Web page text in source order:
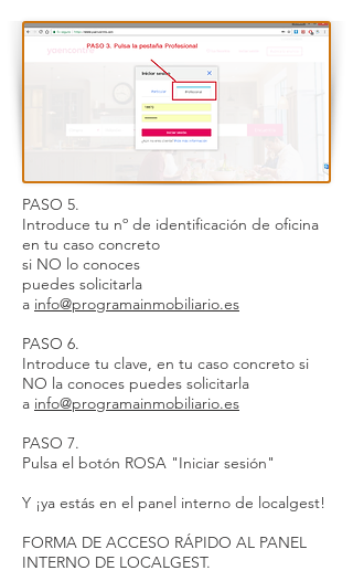
PASO 5.
Introduce tu nº de identificación de oficina
en tu caso concreto
si NO lo conoces
puedes solicitarla
a info@programainmobiliario.es
PASO 6.
Introduce tu clave, en tu caso concreto si
NO la conoces puedes solicitarla
a info@programainmobiliario.es
PASO 7.
Pulsa el botón ROSA "Iniciar sesión"
Y ¡ya estás en el panel interno de localgest!
FORMA DE ACCESO RÁPIDO AL PANEL
INTERNO DE LOCALGEST.